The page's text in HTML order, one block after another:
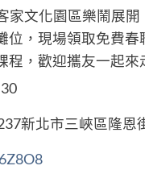
家文化園區樂鬧展
位，現場領取免費
，歡迎攜友一起來
新北市三峽區隆恩